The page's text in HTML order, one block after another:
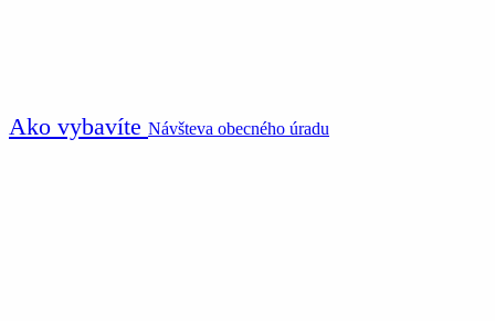
Ako vybavíte Návšteva obecného úradu